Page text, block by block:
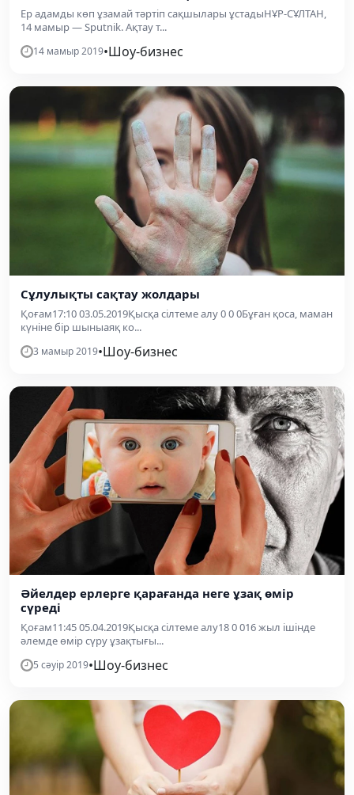
Ер адамды көп ұзамай тәртіп сақшылары ұстадыНҰР-СҰЛТАН,
14 мамыр — Sputnik. Ақтау т...
14 мамыр 2019•Шоу-бизнес
Сұлулықты сақтау жолдары
Қоғам17:10 03.05.2019Қысқа сілтеме алу 0 0 0Бұған қоса, маман
күніне бір шыныаяқ ко...
3 мамыр 2019•Шоу-бизнес
Әйелдер ерлерге қарағанда неге ұзақ өмір
сүреді
Қоғам11:45 05.04.2019Қысқа сілтеме алу18 0 016 жыл ішінде
әлемде өмір сүру ұзақтығы...
5 сәуір 2019•Шоу-бизнес